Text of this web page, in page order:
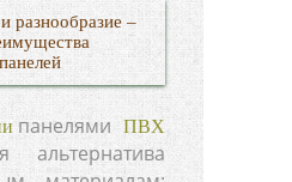
разнообразие –
панелями ПВХ
альтернатива